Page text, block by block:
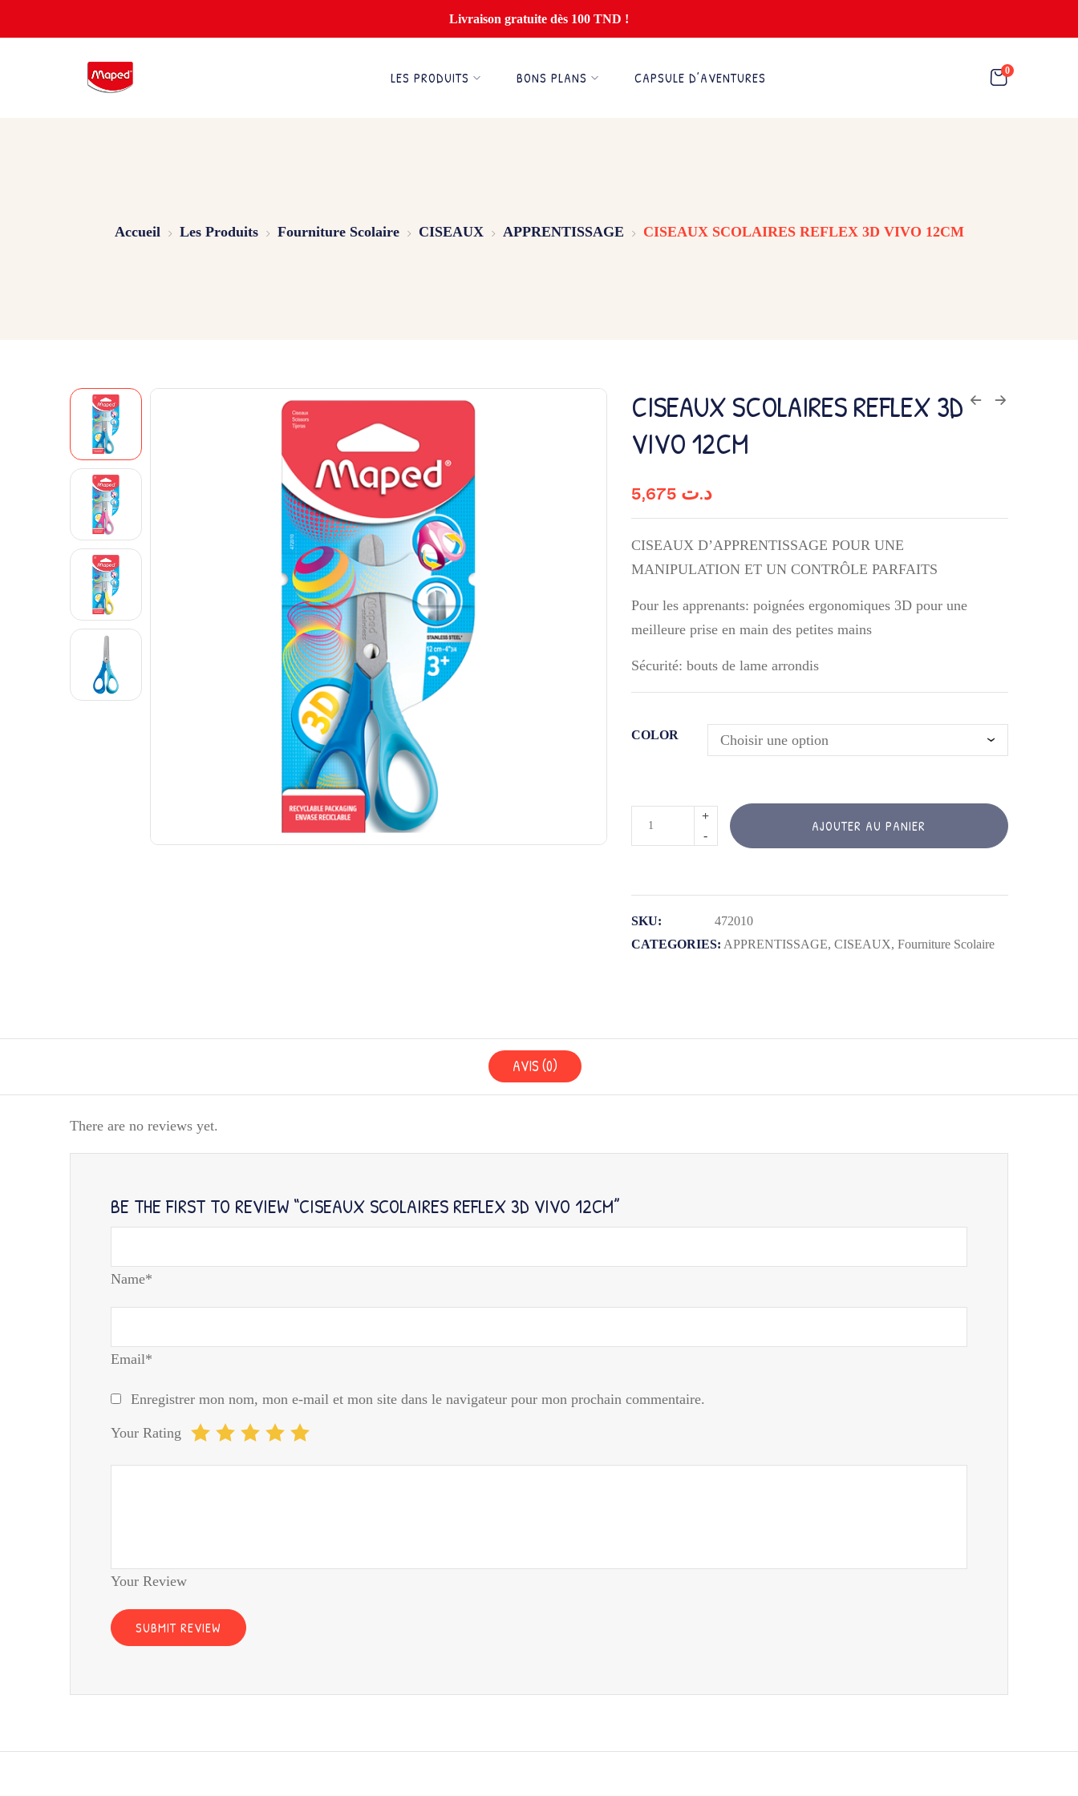
Livraison gratuite dès 100 TND !
LES PRODUITS BONS PLANS CAPSULE D’AVENTURES 0
Accueil Les Produits Fourniture Scolaire CISEAUX APPRENTISSAGE CISEAUX SCOLAIRES REFLEX 3D VIVO 12CM
CISEAUX SCOLAIRES REFLEX 3D
VIVO 12CM
د.ت
CISEAUX D’APPRENTISSAGE POUR UNE
MANIPULATION ET UN CONTRÔLE PARFAITS
Pour les apprenants: poignées ergonomiques 3D pour une
meilleure prise en main des petites mains
Sécurité: bouts de lame arrondis
COLOR
quantité
de
REFLEX
3D
AJOUTER AU PANIER
SKU:
472010
CATEGORIES: APPRENTISSAGE, CISEAUX, Fourniture Scolaire
AVIS (0)
There are no reviews yet.
BE THE FIRST TO REVIEW “CISEAUX SCOLAIRES REFLEX 3D VIVO 12CM”
Name*
Email*
Enregistrer mon nom, mon e-mail et mon site dans le navigateur pour mon prochain commentaire.
Your Rating
Your Review